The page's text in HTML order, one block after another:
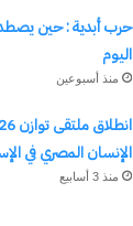
حرب أبدية : حين
اليوم
منذ أسبوعين
الإنسان المصري في
منذ 3 أسابيع